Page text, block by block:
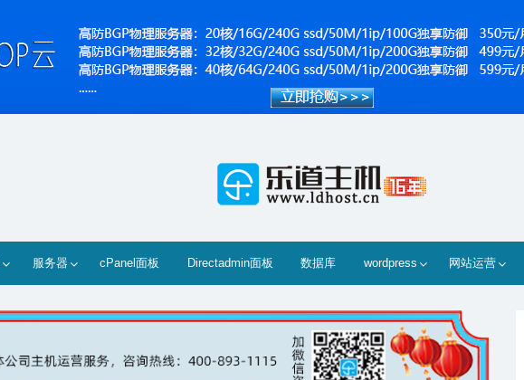
服务器 cPanel面板 Directadmin面板 数据库 wordpress 网站运营